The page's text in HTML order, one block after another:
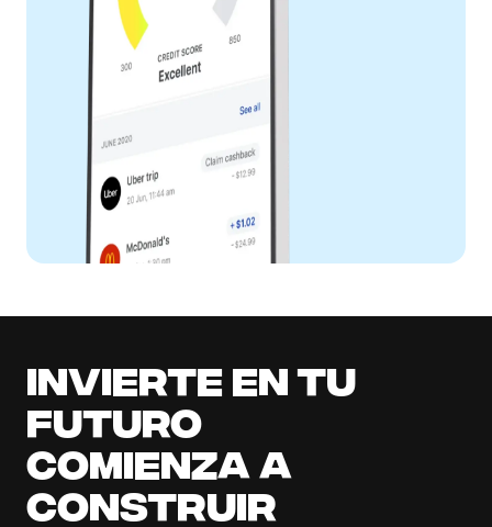
Invierte en tu
futuro
Comienza a
construir